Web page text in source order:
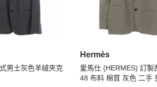
男士灰色羊絨夾克
Hermès
愛馬仕 (HERMES) 訂製
48 布料 棉質 灰色 二手